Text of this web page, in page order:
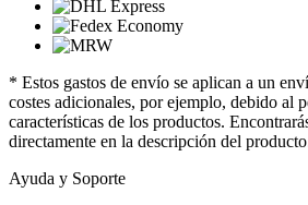
* Estos gastos de envío se aplican a un
costes adicionales, por ejemplo, debido al
características de los productos.
directamente en la descripción del
Ayuda y Soporte